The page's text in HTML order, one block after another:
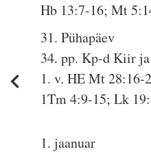
Hb 13:7-16; Mt
31. Pühapäev
34. pp. Kp-d Kiir ja
1. v. HE Mt 28:16-
1Tm 4:9-15; Lk
1. jaanuar